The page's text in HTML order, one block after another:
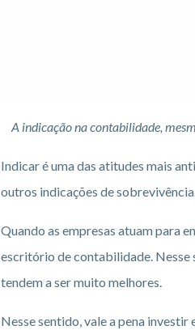
A indicação na contabilidade,
Indicar é uma das atitudes mais
outros indicações de
Quando as empresas atuam para
escritório de contabilidade. Nesse
tendem a ser muito melhores.
Nesse sentido, vale a pena